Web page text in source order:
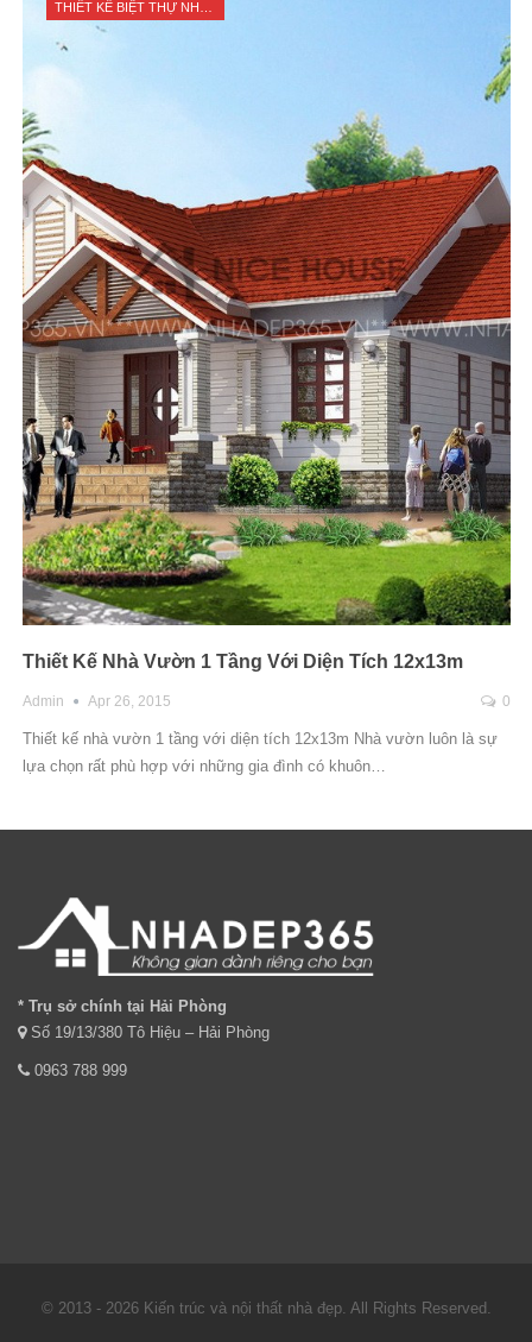
Thiết Kế Nhà Vườn 1 Tầng Với Diện Tích 12x13m
Admin Apr 26, 2015 0
Thiết kế nhà vườn 1 tầng với diện tích 12x13m Nhà vườn luôn là sự
lựa chọn rất phù hợp với những gia đình có khuôn…
* Trụ sở chính tại Hải Phòng
Số 19/13/380 Tô Hiệu – Hải Phòng
0963 788 999
© 2013 - 2026 Kiến trúc và nội thất nhà đẹp. All Rights Reserved.